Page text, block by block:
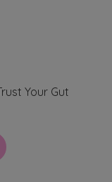
Your Gut